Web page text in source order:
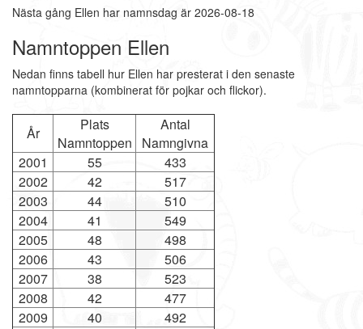
Nästa gång Ellen har namnsdag är 2026-08-18
Namntoppen Ellen
Nedan finns tabell hur Ellen har presterat i den senaste
namntopparna (kombinerat för pojkar och flickor).
År
Plats
Namntoppen
Antal
Namngivna
2001
55
433
2002
42
517
2003
44
510
2004
41
549
2005
48
498
2006
43
506
2007
38
523
2008
42
477
2009
40
492